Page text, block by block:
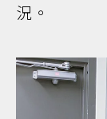
況。